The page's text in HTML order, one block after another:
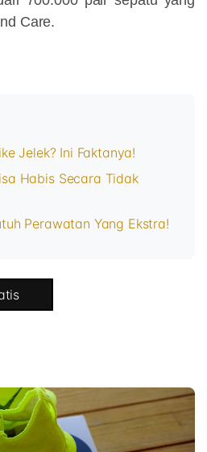
Care.
Jelek? Ini Faktanya!
Habis Secara Tidak
Perawatan Yang Ekstra!